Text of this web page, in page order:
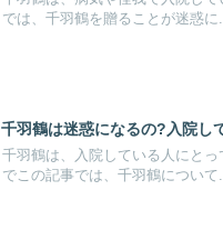
では、千羽鶴を贈ることが迷惑に...
千羽鶴は迷惑になるの?入院し
千羽鶴は、入院している人にと
でこの記事では、千羽鶴について